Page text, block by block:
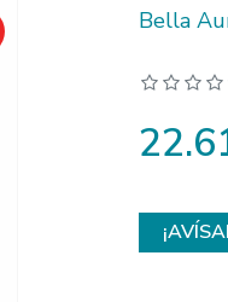
Bella